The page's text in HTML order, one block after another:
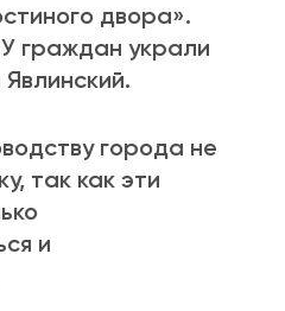
двора».
граждан украли
города не
так как эти
и